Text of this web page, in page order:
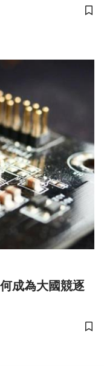
儲
成為大國競逐
儲